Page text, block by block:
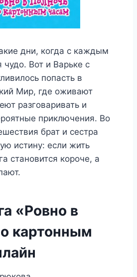
дни, когда с каждым
чудо. Вот и Варьке с
попасть в
Мир, где оживают
разговаривать и
приключения. Во
брат и сестра
истину: если жить
становится короче, а
«Ровно в
картонным